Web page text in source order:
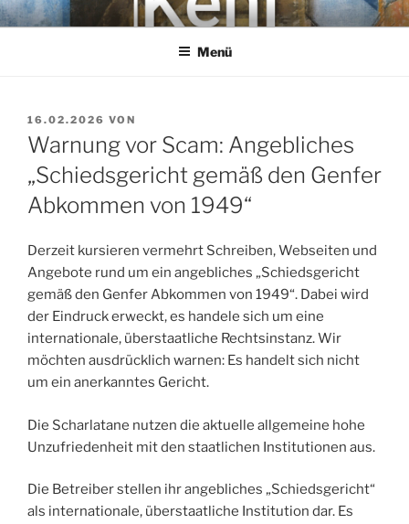
Zum
InhaltKEHL
Rechtsanwaltsgesellschaft mbH
Menü
VERÖFFENTLICHT
AM
16.02.2026 VON
Warnung vor Scam: Angebliches
„Schiedsgericht gemäß den Genfer
Abkommen von 1949“
Derzeit kursieren vermehrt Schreiben, Webseiten und
Angebote rund um ein angebliches „Schiedsgericht
gemäß den Genfer Abkommen von 1949“. Dabei wird
der Eindruck erweckt, es handele sich um eine
internationale, überstaatliche Rechtsinstanz. Wir
möchten ausdrücklich warnen: Es handelt sich nicht
um ein anerkanntes Gericht.
Die Scharlatane nutzen die aktuelle allgemeine hohe
Unzufriedenheit mit den staatlichen Institutionen aus.
Die Betreiber stellen ihr angebliches „Schiedsgericht“
als internationale, überstaatliche Institution dar. Es